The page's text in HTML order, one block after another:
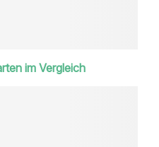
im Vergleich